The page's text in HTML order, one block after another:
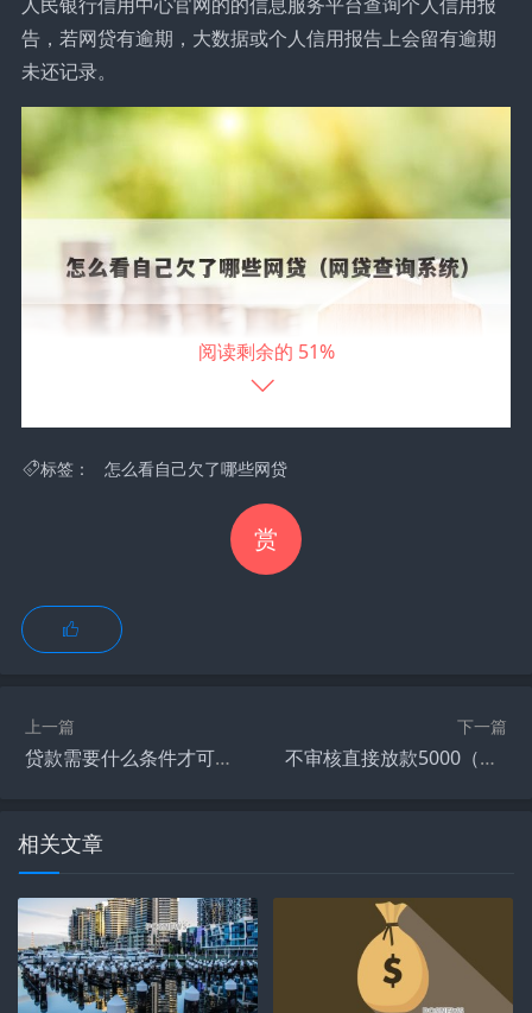
告，若网贷有逾期，大数据或个人信用报告上会留有逾期
未还记录。
怎么查询自己名下有哪些网贷
1、查询自己名下网贷的方法：直接查征信报告、支付宝查
询、短信查询等等这些。直接查征信报告：线下。借款人
可以携带自己的身份证或者其他能够证明自己身份的资
料，去所在地的央行支行查询。
2、查询自己名下网贷有两种方法。首先，借款人可以携带
询；其次，用户可以到中国人民银行征信中心官网查枣坦
询。
时候，都会选择去网络上的贷款平台申请一笔借款。不过
对于很多借款人来说，网贷申请多了，自己也有点迷糊
了。怎么查询自己名下网贷？一般有三种办法。
4、登陆网贷平台查询 通过登录已经使用的网贷平台官方
网站，在账户中心或者个人资料中，可以找到自己的还款
51%
标签： 怎么看自己欠了哪些网贷
赏
上一篇
贷款需要什么条件才可以贷款（创业贷款需要什么条件才可以贷款）
下一篇
不审核直接放款5000（不审核直接放款5000平台）
相关文章